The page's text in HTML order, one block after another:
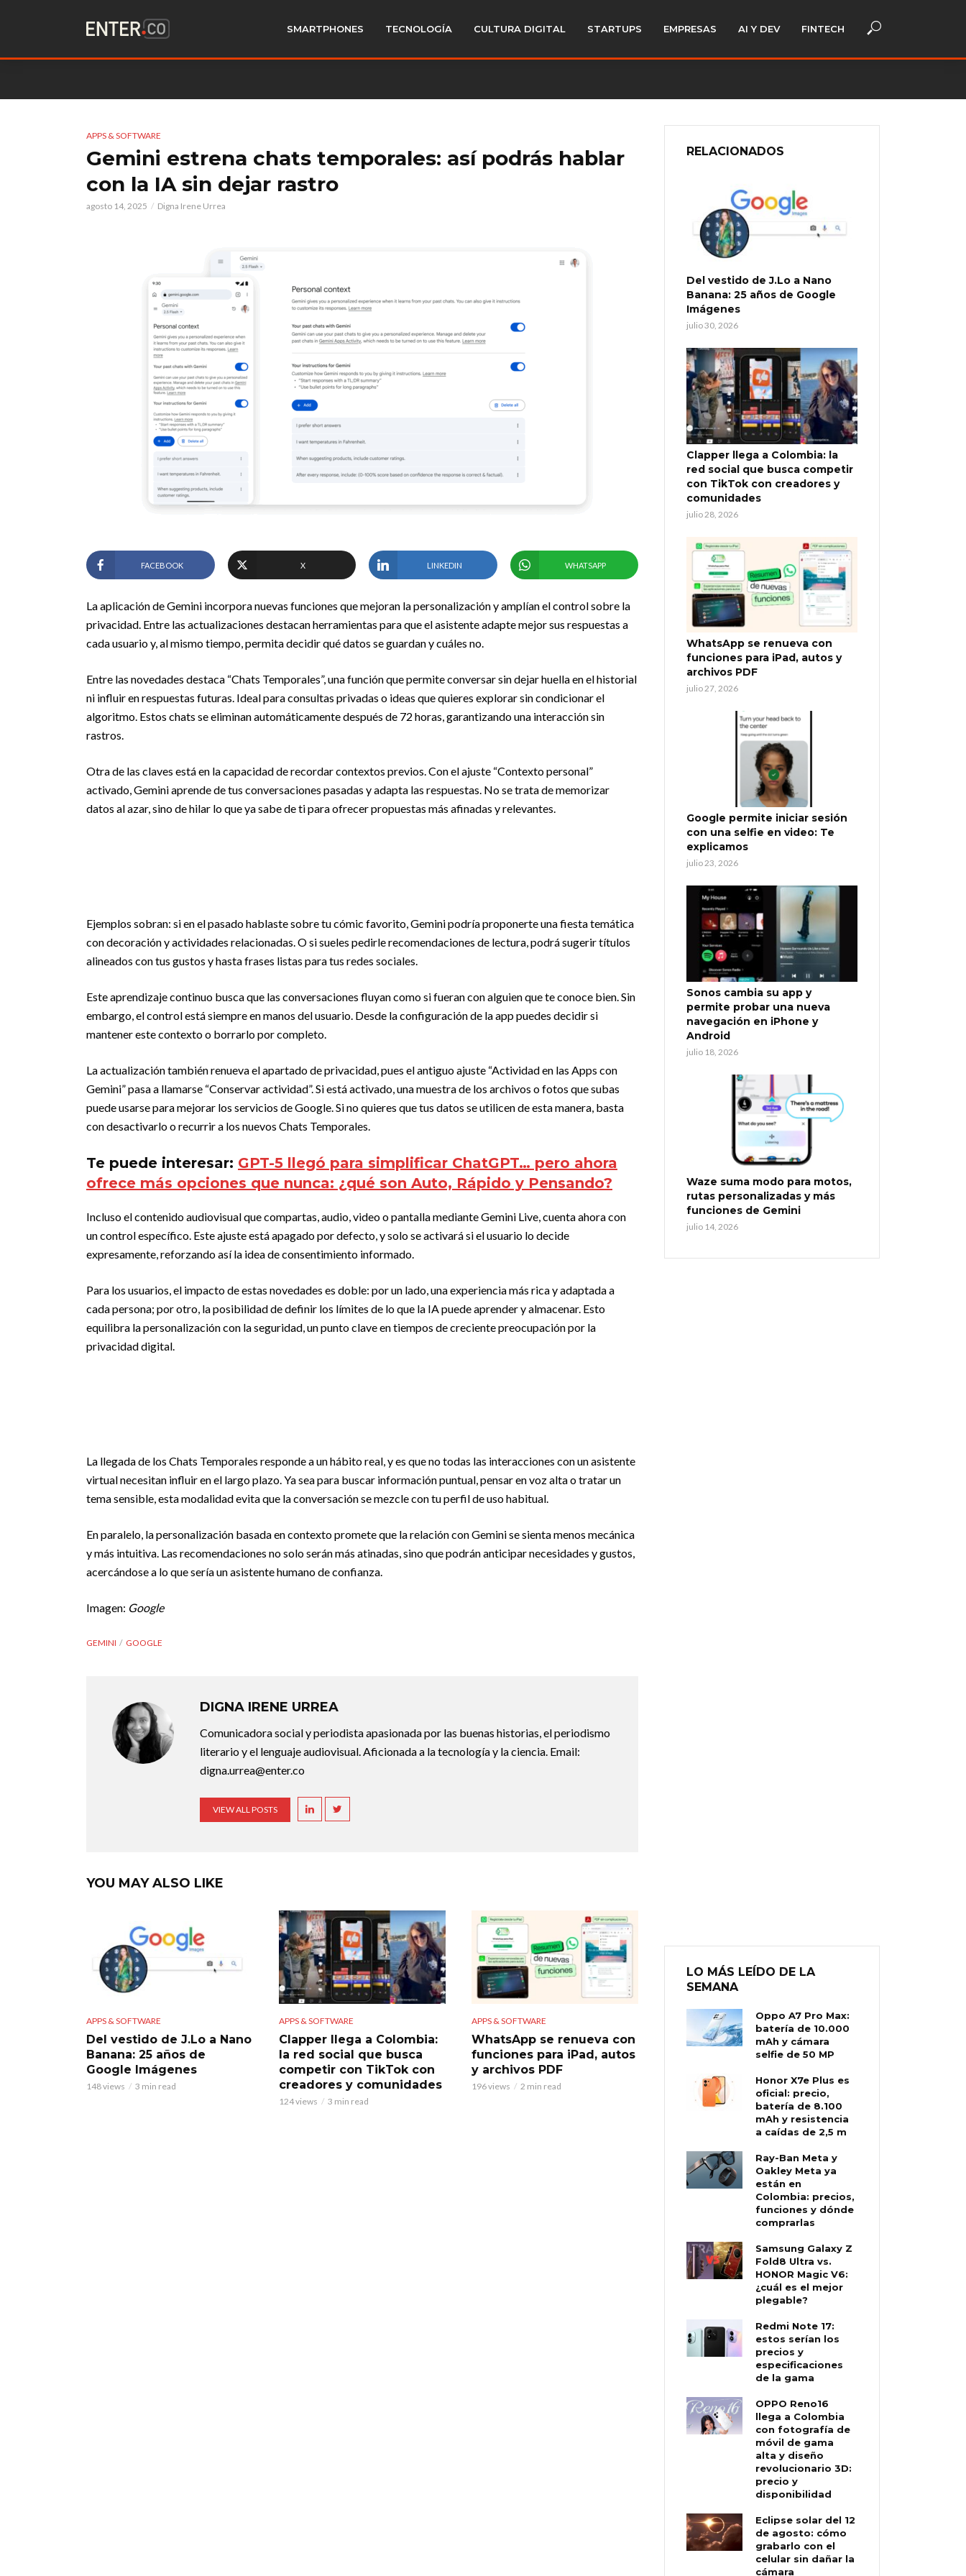
SMARTPHONES TECNOLOGÍA CULTURA DIGITAL STARTUPS EMPRESAS AI Y DEV FINTECH
APPS & SOFTWARE
Gemini estrena chats temporales: así podrás hablar
con la IA sin dejar rastro
agosto 14, 2025 Digna Irene Urrea
FACEBOOK X LINKEDIN WHATSAPP
La aplicación de Gemini incorpora nuevas funciones que mejoran la personalización y amplían el control sobre la
privacidad. Entre las actualizaciones destacan herramientas para que el asistente adapte mejor sus respuestas a
cada usuario y, al mismo tiempo, permita decidir qué datos se guardan y cuáles no.
Entre las novedades destaca “Chats Temporales”, una función que permite conversar sin dejar huella en el historial
ni influir en respuestas futuras. Ideal para consultas privadas o ideas que quieres explorar sin condicionar el
algoritmo. Estos chats se eliminan automáticamente después de 72 horas, garantizando una interacción sin
rastros.
Otra de las claves está en la capacidad de recordar contextos previos. Con el ajuste “Contexto personal”
activado, Gemini aprende de tus conversaciones pasadas y adapta las respuestas. No se trata de memorizar
datos al azar, sino de hilar lo que ya sabe de ti para ofrecer propuestas más afinadas y relevantes.
Ejemplos sobran: si en el pasado hablaste sobre tu cómic favorito, Gemini podría proponerte una fiesta temática
con decoración y actividades relacionadas. O si sueles pedirle recomendaciones de lectura, podrá sugerir títulos
alineados con tus gustos y hasta frases listas para tus redes sociales.
Este aprendizaje continuo busca que las conversaciones fluyan como si fueran con alguien que te conoce bien. Sin
embargo, el control está siempre en manos del usuario. Desde la configuración de la app puedes decidir si
mantener este contexto o borrarlo por completo.
La actualización también renueva el apartado de privacidad, pues el antiguo ajuste “Actividad en las Apps con
Gemini” pasa a llamarse “Conservar actividad”. Si está activado, una muestra de los archivos o fotos que subas
puede usarse para mejorar los servicios de Google. Si no quieres que tus datos se utilicen de esta manera, basta
con desactivarlo o recurrir a los nuevos Chats Temporales.
Te puede interesar: GPT-5 llegó para simplificar ChatGPT… pero ahora
ofrece más opciones que nunca: ¿qué son Auto, Rápido y Pensando?
Incluso el contenido audiovisual que compartas, audio, video o pantalla mediante Gemini Live, cuenta ahora con
un control específico. Este ajuste está apagado por defecto, y solo se activará si el usuario lo decide
expresamente, reforzando así la idea de consentimiento informado.
Para los usuarios, el impacto de estas novedades es doble: por un lado, una experiencia más rica y adaptada a
cada persona; por otro, la posibilidad de definir los límites de lo que la IA puede aprender y almacenar. Esto
equilibra la personalización con la seguridad, un punto clave en tiempos de creciente preocupación por la
privacidad digital.
La llegada de los Chats Temporales responde a un hábito real, y es que no todas las interacciones con un asistente
virtual necesitan influir en el largo plazo. Ya sea para buscar información puntual, pensar en voz alta o tratar un
tema sensible, esta modalidad evita que la conversación se mezcle con tu perfil de uso habitual.
En paralelo, la personalización basada en contexto promete que la relación con Gemini se sienta menos mecánica
y más intuitiva. Las recomendaciones no solo serán más atinadas, sino que podrán anticipar necesidades y gustos,
acercándose a lo que sería un asistente humano de confianza.
Imagen: Google
GEMINI GOOGLE
DIGNA IRENE URREA
Comunicadora social y periodista apasionada por las buenas historias, el periodismo
literario y el lenguaje audiovisual. Aficionada a la tecnología y la ciencia. Email:
digna.urrea@enter.co
VIEW ALL POSTS
YOU MAY ALSO LIKE
APPS & SOFTWARE
Del vestido de J.Lo a Nano
Banana: 25 años de
Google Imágenes
148 views 3 min read
APPS & SOFTWARE
Clapper llega a Colombia:
la red social que busca
competir con TikTok con
creadores y comunidades
124 views 3 min read
APPS & SOFTWARE
WhatsApp se renueva con
funciones para iPad, autos
y archivos PDF
196 views 2 min read
RELACIONADOS
Del vestido de J.Lo a Nano
Banana: 25 años de Google
Imágenes
julio 30, 2026
Clapper llega a Colombia: la
red social que busca competir
con TikTok con creadores y
comunidades
julio 28, 2026
WhatsApp se renueva con
funciones para iPad, autos y
archivos PDF
julio 27, 2026
Google permite iniciar sesión
con una selfie en video: Te
explicamos
julio 23, 2026
Sonos cambia su app y
permite probar una nueva
navegación en iPhone y
Android
julio 18, 2026
Waze suma modo para motos,
rutas personalizadas y más
funciones de Gemini
julio 14, 2026
LO MÁS LEÍDO DE LA
SEMANA
Oppo A7 Pro Max:
batería de 10.000
mAh y cámara
selfie de 50 MP
Honor X7e Plus es
oficial: precio,
batería de 8.100
mAh y resistencia
a caídas de 2,5 m
Ray-Ban Meta y
Oakley Meta ya
están en
Colombia: precios,
funciones y dónde
comprarlas
Samsung Galaxy Z
Fold8 Ultra vs.
HONOR Magic V6:
¿cuál es el mejor
plegable?
Redmi Note 17:
estos serían los
precios y
especificaciones
de la gama
OPPO Reno16
llega a Colombia
con fotografía de
móvil de gama
alta y diseño
revolucionario 3D:
precio y
disponibilidad
Eclipse solar del 12
de agosto: cómo
grabarlo con el
celular sin dañar la
cámara